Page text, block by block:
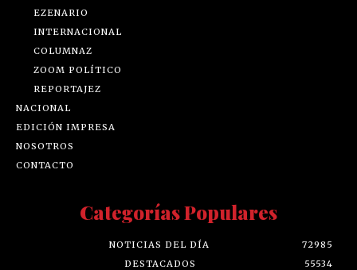
EZENARIO
INTERNACIONAL
COLUMNAZ
ZOOM POLÍTICO
REPORTAJEZ
NACIONAL
EDICIÓN IMPRESA
NOSOTROS
CONTACTO
Categorías Populares
NOTICIAS DEL DÍA
72985
DESTACADOS
55534